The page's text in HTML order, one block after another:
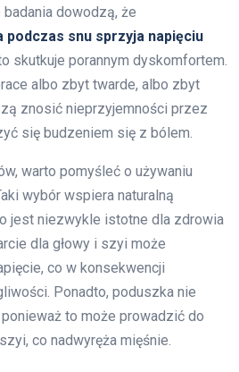
dowodzą, że
podczas snu sprzyja napięciu
skutkuje porannym dyskomfortem.
albo zbyt twarde, albo zbyt
znosić nieprzyjemności przez
się budzeniem się z bólem.
warto pomyśleć o używaniu
wybór wspiera naturalną
jest niezwykle istotne dla zdrowia
dla głowy i szyi może
co w konsekwencji
Ponadto, poduszka nie
to może prowadzić do
co nadwyręża mięśnie.